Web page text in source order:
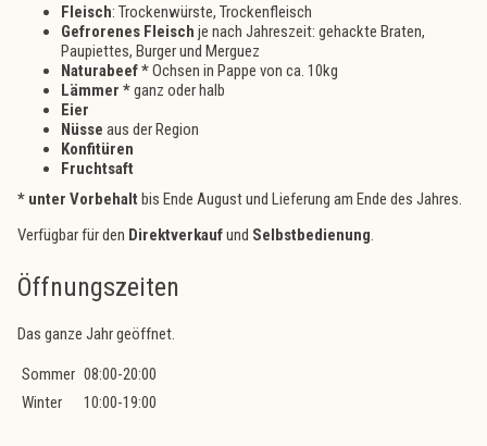
Fleisch: Trockenwürste, Trockenfleisch
Gefrorenes Fleisch je nach Jahreszeit: gehackte Braten,
Paupiettes, Burger und Merguez
Naturabeef *Ochsen in Pappe von ca. 10kg
Lämmer *ganz oder halb
Eier
Nüsse aus der Region
Konfitüren
Fruchtsaft
* unter Vorbehalt bis Ende August und Lieferung am Ende des Jahres.
Verfügbar für den Direktverkaufund Selbstbedienung.
Öffnungszeiten
Das ganze Jahr geöffnet.
Sommer 08:00-20:00
Winter
10:00-19:00